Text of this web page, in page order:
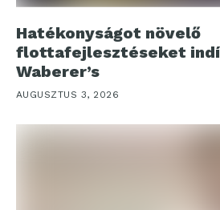
Hatékonyságot növelő
flottafejlesztéseket
Waberer’s
AUGUSZTUS 3, 2026